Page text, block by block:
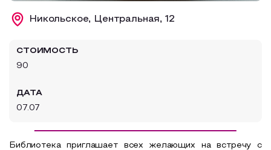
Образовательный туризм
Никольское, Центральная, 12
СТОИМОСТЬ
90
ДАТА
07.07
Библиотека приглашает всех желающих на встречу с